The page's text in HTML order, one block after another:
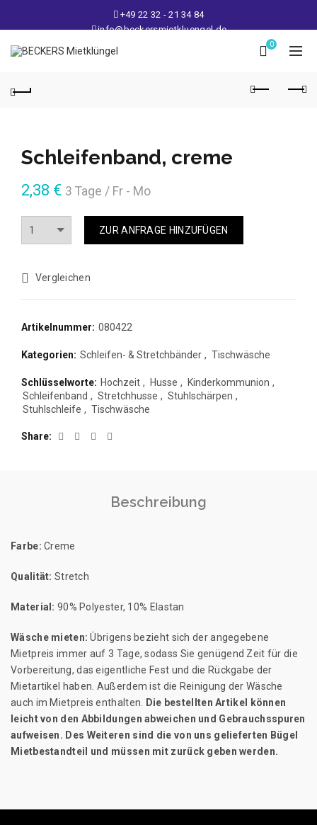
+49 22 32 - 21 34 84
info@beckersmietkluengel.de
Lager: Gutenbergstraße 1 - 50389 Wesseling
Mo - Fr: 9 – 17 Uhr, Sa: 9 – 12 Uhr
0
Schleifenband, creme
2,38 € 3 Tage / Fr - Mo
ZUR ANFRAGE HINZUFÜGEN
Vergleichen
Artikelnummer: 080422
Kategorien: Schleifen- & Stretchbänder , Tischwäsche
Schlüsselworte: Hochzeit , Husse , Kinderkommunion ,
Schleifenband , Stretchhusse , Stuhlschärpen ,
Stuhlschleife , Tischwäsche
Share
Beschreibung
Farbe: Creme
Qualität: Stretch
Material: 90% Polyester, 10% Elastan
Wäsche mieten: Übrigens bezieht sich der angegebene
Mietpreis immer auf 3 Tage, sodass Sie genügend Zeit für die
Vorbereitung, das eigentliche Fest und die Rückgabe der
Mietartikel haben. Außerdem ist die Reinigung der Wäsche
auch im Mietpreis enthalten.
Die bestellten Artikel können
leicht von den Abbildungen abweichen und Gebrauchsspuren
aufweisen. Des Weiteren sind die von uns gelieferten Bügel
Mietbestandteil und müssen mit zurück geben werden.